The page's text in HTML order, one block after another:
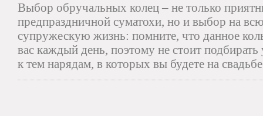
Выбор обручальных колец – не только
предпраздничной суматохи, но и выбор на
супружескую жизнь: помните, что данное
вас каждый день, поэтому не стоит
к тем нарядам, в которых вы будете на